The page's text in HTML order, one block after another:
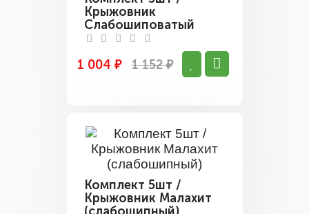
Крыжовник
Слабошиповатый
1 004 ₽ 1 152 ₽
Комплект 5шт /
Крыжовник Малахит